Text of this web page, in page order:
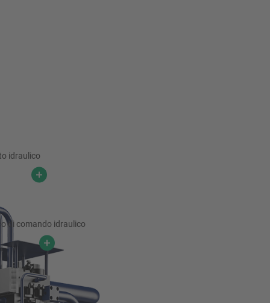
idraulico
di comando idraulico